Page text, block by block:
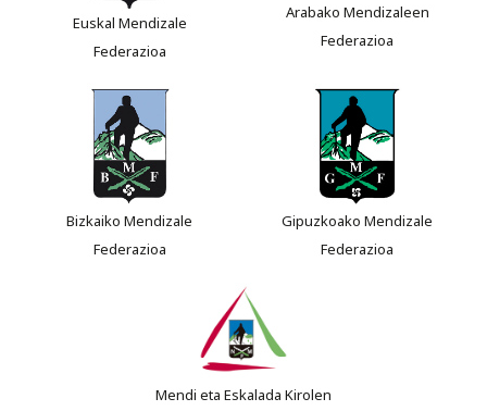
Euskal Mendizale
Federazioa
Arabako Mendizaleen
Federazioa
Bizkaiko Mendizale
Federazioa
Gipuzkoako Mendizale
Federazioa
Mendi eta Eskalada Kirolen